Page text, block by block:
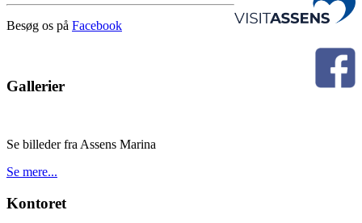
Besøg os på Facebook
Gallerier
Se billeder fra Assens Marina
Se mere...
Kontoret